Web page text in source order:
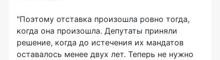
"Поэтому отставка произошла ровно тогда,
когда она произошла. Депутаты приняли
решение, когда до истечения их мандатов
оставалось менее двух лет. Теперь не нужно